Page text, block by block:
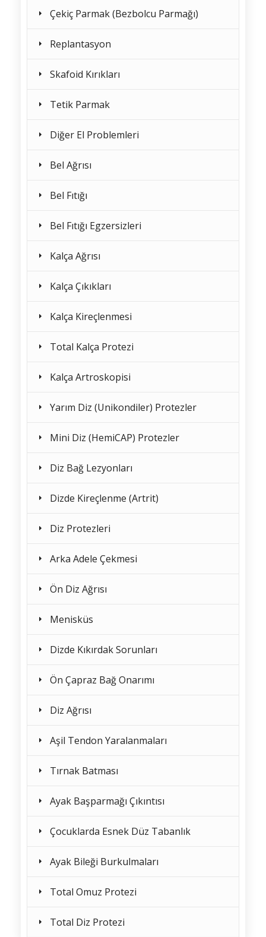
Çekiç Parmak (Bezbolcu Parmağı)
Replantasyon
Skafoid Kırıkları
Tetik Parmak
Diğer El Problemleri
Bel Ağrısı
Bel Fıtığı
Bel Fıtığı Egzersizleri
Kalça Ağrısı
Kalça Çıkıkları
Kalça Kireçlenmesi
Total Kalça Protezi
Kalça Artroskopisi
Yarım Diz (Unikondiler) Protezler
Mini Diz (HemiCAP) Protezler
Diz Bağ Lezyonları
Dizde Kireçlenme (Artrit)
Diz Protezleri
Arka Adele Çekmesi
Ön Diz Ağrısı
Menisküs
Dizde Kıkırdak Sorunları
Ön Çapraz Bağ Onarımı
Diz Ağrısı
Aşil Tendon Yaralanmaları
Tırnak Batması
Ayak Başparmağı Çıkıntısı
Çocuklarda Esnek Düz Tabanlık
Ayak Bileği Burkulmaları
Total Omuz Protezi
Total Diz Protezi